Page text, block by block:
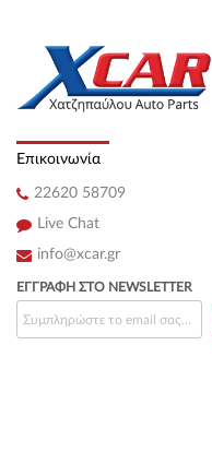
Επικοινωνία
22620 58709
Live Chat
info@xcar.gr
ΕΓΓΡΑΦΉ ΣΤΟ NEWSLETTER